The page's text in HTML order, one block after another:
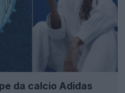
da calcio Adidas